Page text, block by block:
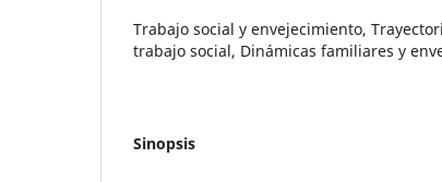
Trabajo social y envejecimiento,
trabajo social, Dinámicas familiares y
Sinopsis